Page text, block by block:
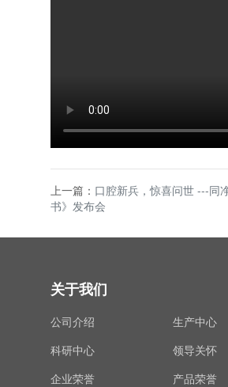
上一篇： 口腔新兵，惊喜问世 ---同
书》发布会
关于我们
公司介绍
生产中心
科研中心
领导关怀
企业荣誉
产品荣誉